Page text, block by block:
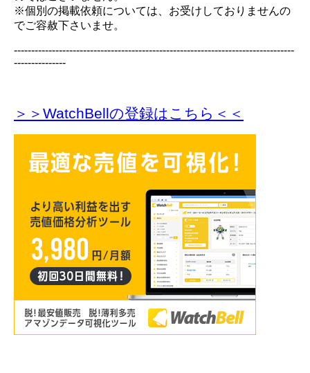
※個別の掲載依頼については、お受けしておりませんの
でご容赦下さいませ。
---------------------------------------------------------------------------------
---------------
＞＞WatchBellの登録はこちら＜＜